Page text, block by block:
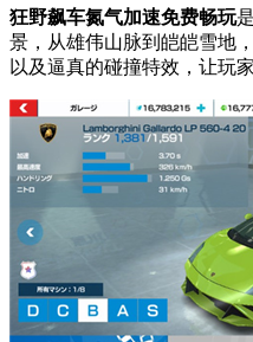
狂野飙车氮气加速免费畅玩
景，从雄伟山脉到皑皑雪地
以及逼真的碰撞特效，让玩